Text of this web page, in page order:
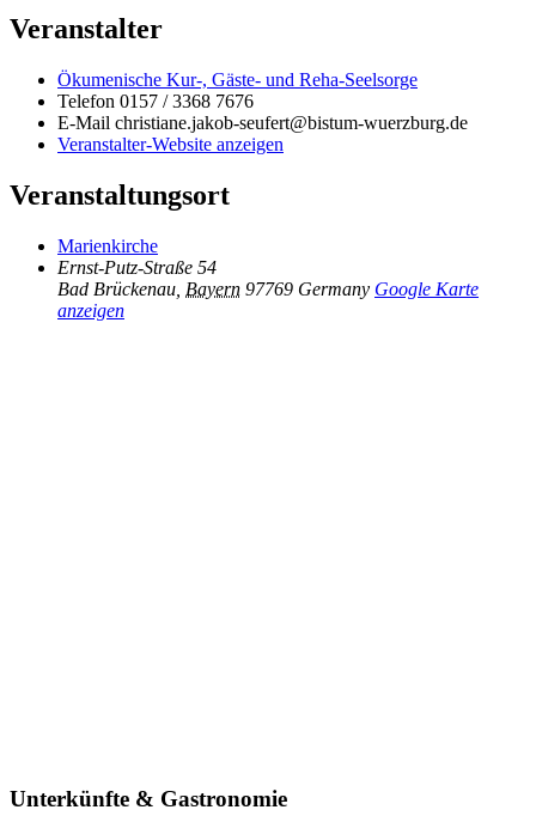
Veranstalter
Ökumenische Kur-, Gäste- und Reha-Seelsorge
Telefon 0157 / 3368 7676
E-Mail christiane.jakob-seufert@bistum-wuerzburg.de
Veranstalter-Website anzeigen
Veranstaltungsort
Marienkirche
Ernst-Putz-Straße 54
Bad Brückenau Bayern 97769 Germany Google Karte
anzeigen
Unterkünfte & Gastronomie